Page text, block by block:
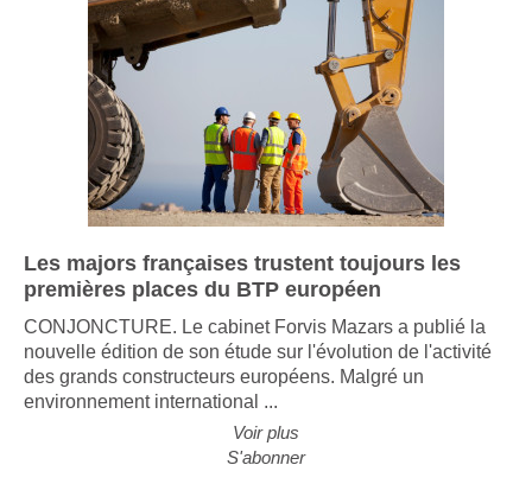
Les majors françaises trustent toujours les
premières places du BTP européen
CONJONCTURE. Le cabinet Forvis Mazars a publié la
nouvelle édition de son étude sur l'évolution de l'activité
des grands constructeurs européens. Malgré un
environnement international ...
Voir plus
S'abonner